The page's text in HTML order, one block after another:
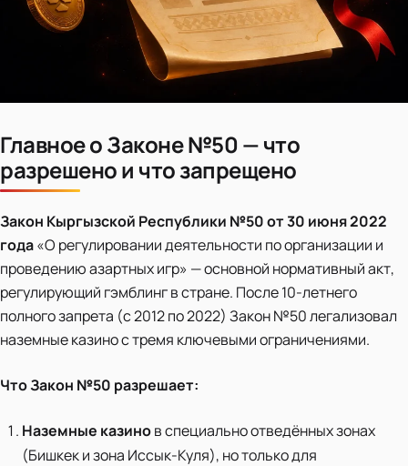
Главное о Законе №50 — что
разрешено и что запрещено
Закон Кыргызской Республики №50 от 30 июня 2022
года«О регулировании деятельности по организации и
проведению азартных игр» — основной нормативный акт,
регулирующий гэмблинг в стране. После 10-летнего
полного запрета (с 2012 по 2022) Закон №50 легализовал
наземные казино с тремя ключевыми ограничениями.
Что Закон №50 разрешает:
Наземные казинов специально отведённых зонах
(Бишкек и зона Иссык-Куля), но только для